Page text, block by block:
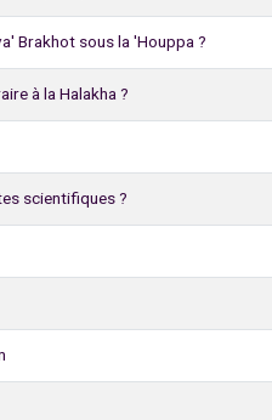
Brakhot sous la 'Houppa ?
à la Halakha ?
scientifiques ?